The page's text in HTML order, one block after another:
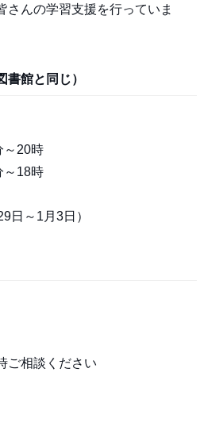
さんの学習支援を行っていま
書館と同じ）
20時
18時
日～1月3日）
ご相談ください